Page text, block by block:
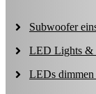
Subwoofer
LED Lights &
LEDs